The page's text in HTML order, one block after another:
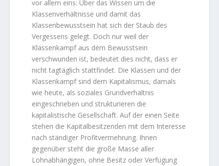
vor allem eins: Über das Wissen um die
Klassenverhältnisse und damit das
Klassenbewusstsein hat sich der Staub des
Vergessens gelegt. Doch nur weil der
Klassenkampf aus dem Bewusstsein
verschwunden ist, bedeutet dies nicht, dass er
nicht tagtäglich stattfindet. Die Klassen und der
Klassenkampf sind dem Kapitalismus, damals
wie heute, als soziales Grundverhältnis
eingeschrieben und strukturieren die
kapitalistische Gesellschaft. Auf der einen Seite
stehen die Kapitalbesitzenden mit dem Interesse
nach ständiger Profitvermehrung. Ihnen
gegenüber steht die große Masse aller
Lohnabhängigen, ohne Besitz oder Verfügung